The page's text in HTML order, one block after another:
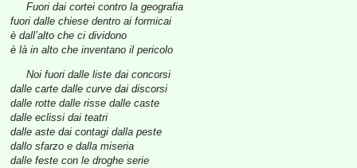
Fuori dai cortei contro la geografia
fuori dalle chiese dentro ai formicai
è dall’alto che ci dividono
è là in alto che inventano il pericolo
Noi fuori dalle liste dai concorsi
dalle carte dalle curve dai discorsi
dalle rotte dalle risse dalle caste
dalle eclissi dai teatri
dalle aste dai contagi dalla peste
dallo sfarzo e dalla miseria
dalle feste con le droghe serie